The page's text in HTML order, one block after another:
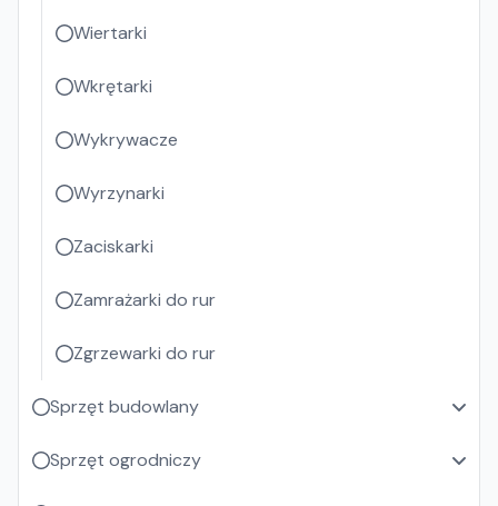
Wiertarki
Wkrętarki
Wykrywacze
Wyrzynarki
Zaciskarki
Zamrażarki do rur
Zgrzewarki do rur
Sprzęt budowlany
Sprzęt ogrodniczy